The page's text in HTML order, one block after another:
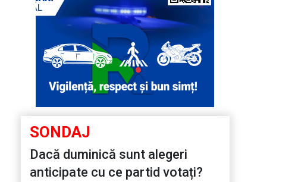
SONDAJ
Dacă duminică sunt alegeri
anticipate cu ce partid votați?